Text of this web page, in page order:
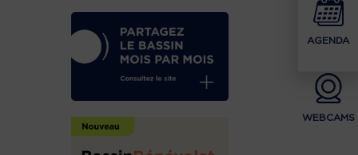
AGENDA
WEBCAMS